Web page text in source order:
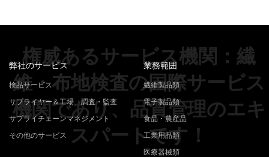
権威あるサービス機関：繊
維・布地検査の国際サービス
機関であり、品質管理のエキ
スパートです！
弊社のサービス
検品サービス
サプライヤー＆工場 調査・監査
サプライチェーンマネジメント
その他のサービス
業務範囲
繊維製品類
電子製品類
食品・農産品
工業用品類
医療器械類